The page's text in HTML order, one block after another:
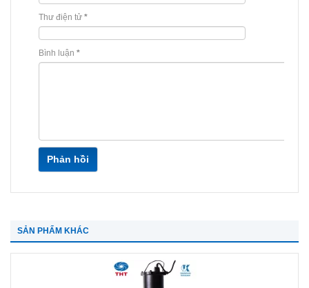
Thư điện tử *
Bình luận *
Phản hồi
SẢN PHẨM KHÁC